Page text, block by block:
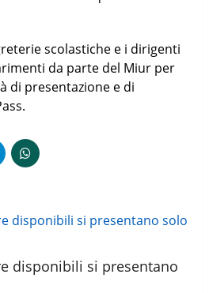
scolastiche e i dirigenti
da parte del Miur per
di presentazione e di
disponibili si presentano